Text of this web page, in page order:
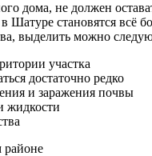
дома, не должен
становятся всё
выделить можно
участка
достаточно редко
и заражения почвы
жидкости